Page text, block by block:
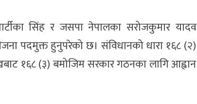
सिंह र जसपा नेपालका सरोजकुमार यादव
पदमुक्त हुनुपरेको छ। संविधानको धारा १६८ (२)
१६८ (३) बमोजिम सरकार गठनका लागि आह्वान